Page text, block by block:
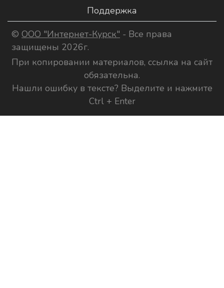
Поддержка
© ООО "Интернет-Курск" - Все права
защищены 2026г.
При копировании материалов, ссылка на сайт
обязательна.
Нашли ошибку в тексте? Выделите и нажмите
Ctrl + Enter